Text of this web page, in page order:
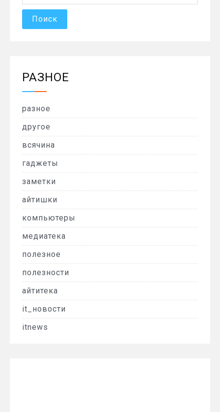
РАЗНОЕ
разное
другое
всячина
гаджеты
заметки
айтишки
компьютеры
медиатека
полезное
полезности
айтитека
it_новости
itnews